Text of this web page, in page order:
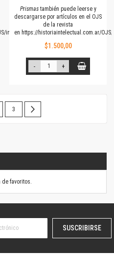
index.php/Prismas
Prismas también puede leerse y
descargarse por artículos en el OJS
de la revista
en https://historiaintelectual.com.ar/
$1.500,00
- +
Página
Página
3
favoritos.
SUSCRIBIRSE